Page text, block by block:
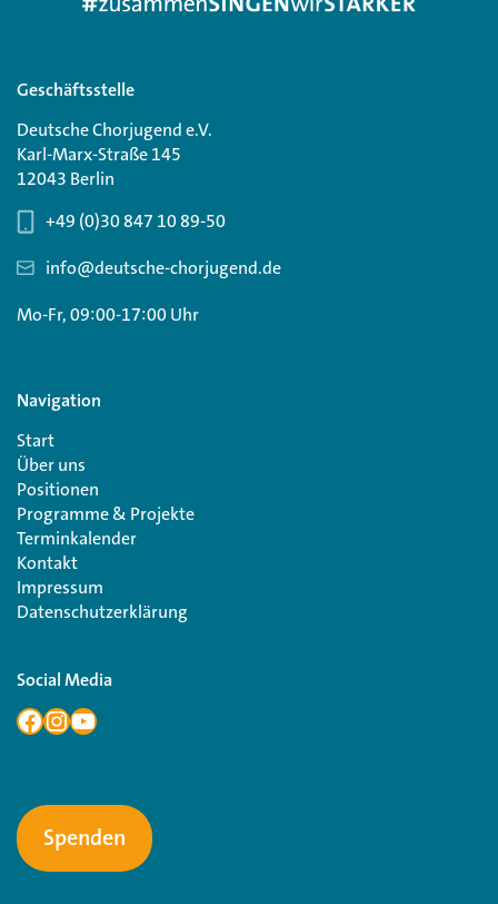
Geschäftsstelle
Deutsche Chorjugend e.V.
Karl-Marx-Straße 145
12043 Berlin
+49 (0)30 847 10 89-50
info@deutsche-chorjugend.de
Mo-Fr, 09:00-17:00 Uhr
Navigation
Start
Über uns
Positionen
Programme & Projekte
Terminkalender
Kontakt
Impressum
Datenschutzerklärung
Social Media
Spenden